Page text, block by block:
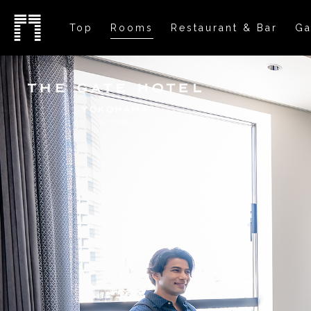
Top Rooms Restaurant & Bar